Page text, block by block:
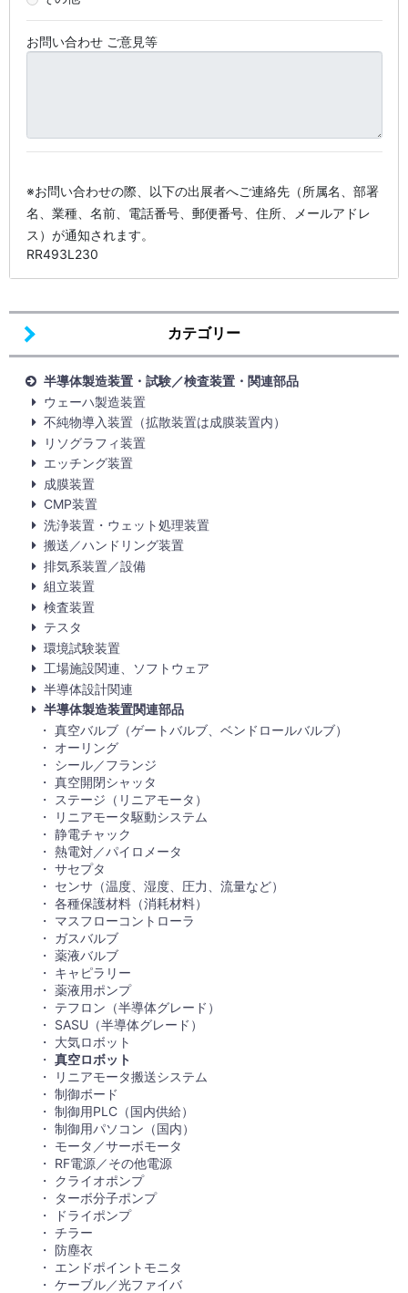
カテゴリー
半導体製造装置・試験／検査装置・関連部品
ウェーハ製造装置
不純物導入装置（拡散装置は成膜装置内）
リソグラフィ装置
エッチング装置
成膜装置
CMP装置
洗浄装置・ウェット処理装置
搬送／ハンドリング装置
排気系装置／設備
組立装置
検査装置
テスタ
環境試験装置
工場施設関連、ソフトウェア
半導体設計関連
半導体製造装置関連部品
真空バルブ（ゲートバルブ、ベンドロールバルブ）
オーリング
シール／フランジ
真空開閉シャッタ
ステージ（リニアモータ）
リニアモータ駆動システム
静電チャック
熱電対／パイロメータ
サセプタ
センサ（温度、湿度、圧力、流量など）
各種保護材料（消耗材料）
マスフローコントローラ
ガスバルブ
薬液バルブ
キャピラリー
薬液用ポンプ
テフロン（半導体グレード）
SASU（半導体グレード）
大気ロボット
真空ロボット
リニアモータ搬送システム
制御ボード
制御用PLC（国内供給）
制御用パソコン（国内）
モータ／サーボモータ
RF電源／その他電源
クライオポンプ
ターボ分子ポンプ
ドライポンプ
チラー
防塵衣
エンドポイントモニタ
ケーブル／光ファイバ
お問い合わせ ご意見等
※お問い合わせの際、以下の出展者へご連絡先（所属名、部署
名、業種、名前、電話番号、郵便番号、住所、メールアドレ
ス）が通知されます。
RR493L230